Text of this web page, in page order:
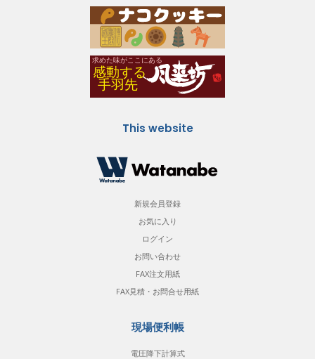
This website
新規会員登録
お気に入り
ログイン
お問い合わせ
FAX注文用紙
FAX見積・お問合せ用紙
現場便利帳
電圧降下計算式